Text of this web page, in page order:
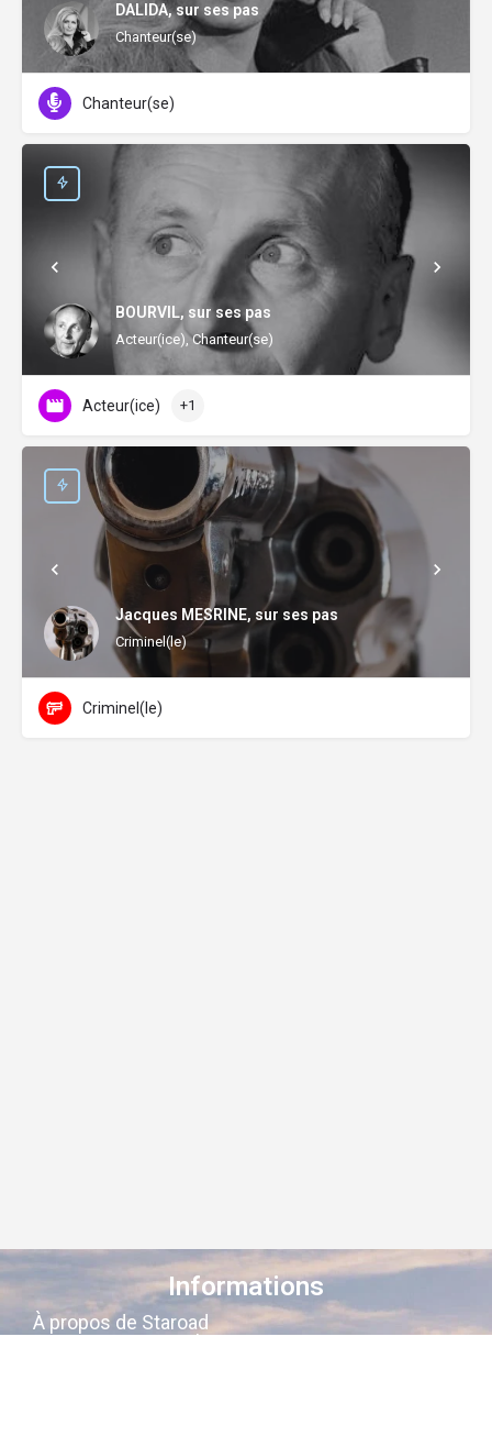
DALIDA, sur ses pas
Chanteur(se)
Chanteur(se)
BOURVIL, sur ses pas
Acteur(ice), Chanteur(se)
Acteur(ice) +1
Jacques MESRINE, sur ses pas
Criminel(le)
Criminel(le)
Informations
À propos de Staroad
Comment ça marche ?